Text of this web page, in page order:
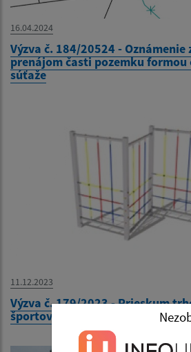
16.04.2024
Výzva č. 184/20524 - Oznámenie
prenájom časti pozemku formou
súťaže
11.12.2023
Výzva č. 179/2023 - Prieskum
športové ihrisko v Materskej